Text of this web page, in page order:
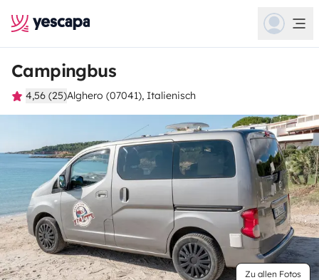
Campingbus
4,56 (25)Alghero (07041), Italienisch
Zu allen Fotos